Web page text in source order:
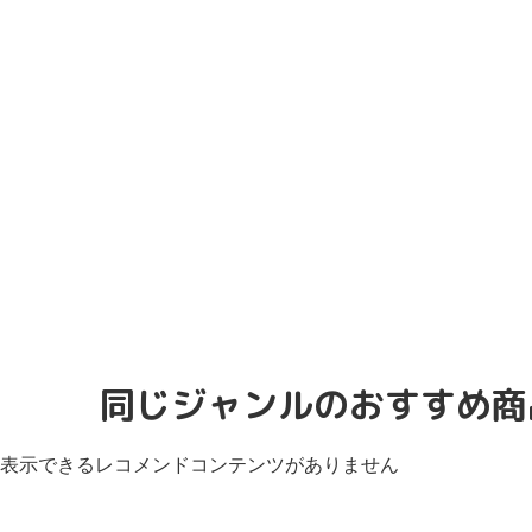
同じジャンルのおすすめ
表示できるレコメンドコンテンツがありません